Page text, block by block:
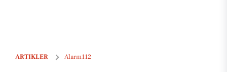
ARTIKLER Alarm112
Nyt medie: Anklager Update lanceret